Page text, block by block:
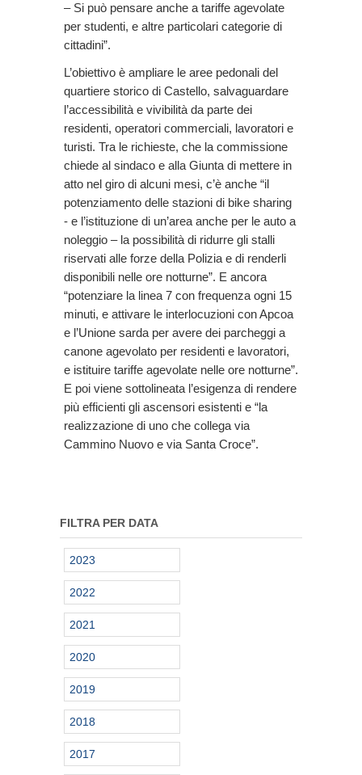
– Si può pensare anche a tariffe agevolate
per studenti, e altre particolari categorie di
cittadini”.
L’obiettivo è ampliare le aree pedonali del
quartiere storico di Castello, salvaguardare
l’accessibilità e vivibilità da parte dei
residenti, operatori commerciali, lavoratori e
turisti. Tra le richieste, che la commissione
chiede al sindaco e alla Giunta di mettere in
atto nel giro di alcuni mesi, c’è anche “il
potenziamento delle stazioni di bike sharing
- e l’istituzione di un’area anche per le auto a
noleggio – la possibilità di ridurre gli stalli
riservati alle forze della Polizia e di renderli
disponibili nelle ore notturne”. E ancora
“potenziare la linea 7 con frequenza ogni 15
minuti, e attivare le interlocuzioni con Apcoa
e l’Unione sarda per avere dei parcheggi a
canone agevolato per residenti e lavoratori,
e istituire tariffe agevolate nelle ore notturne”.
E poi viene sottolineata l’esigenza di rendere
più efficienti gli ascensori esistenti e “la
realizzazione di uno che collega via
Cammino Nuovo e via Santa Croce”.
FILTRA PER DATA
2023
2022
2021
2020
2019
2018
2017